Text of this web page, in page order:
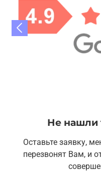
Не нашли
Оставьте заявку,
перезвонят Вам, и